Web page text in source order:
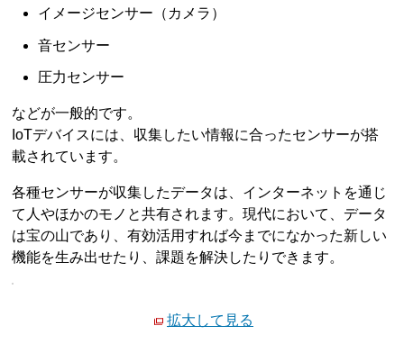
イメージセンサー（カメラ）
音センサー
圧力センサー
などが一般的です。
IoTデバイスには、収集したい情報に合ったセンサーが搭
載されています。
各種センサーが収集したデータは、インターネットを通じ
て人やほかのモノと共有されます。現代において、データ
は宝の山であり、有効活用すれば今までになかった新しい
機能を生み出せたり、課題を解決したりできます。
拡大して見る